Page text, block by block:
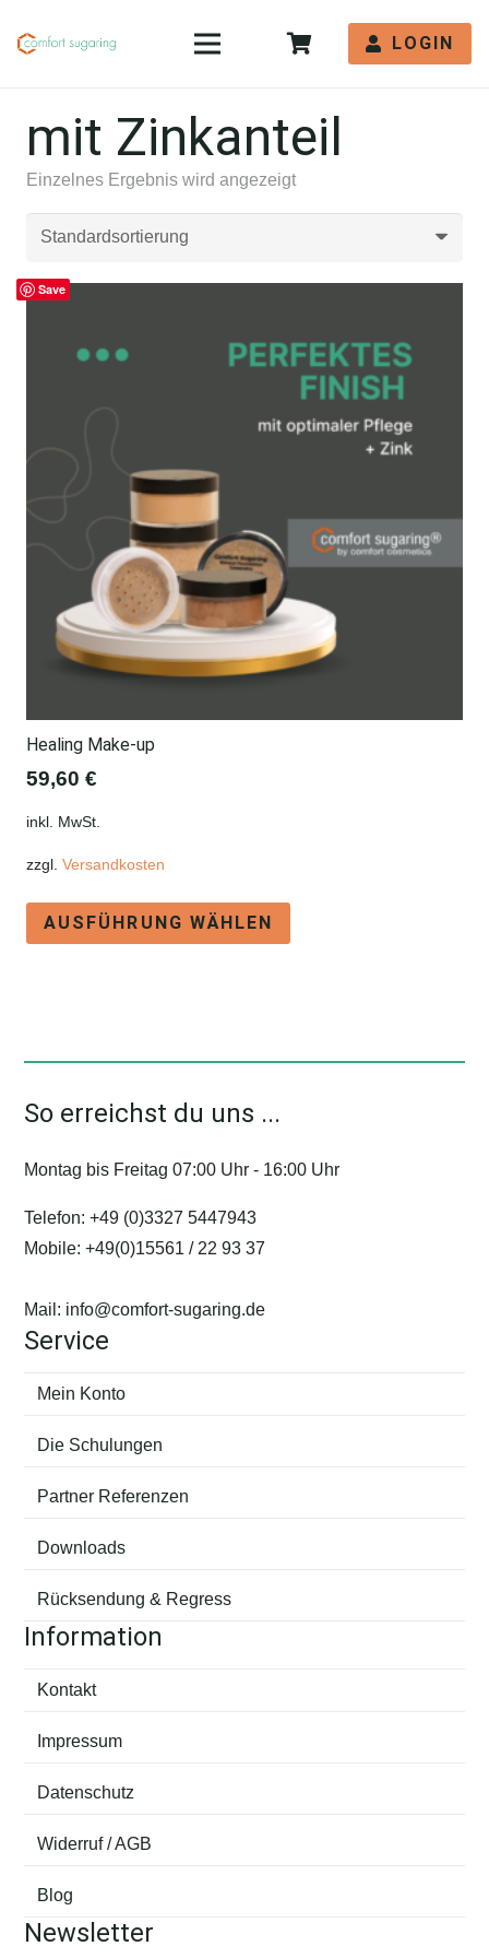
LOGIN
mit Zinkanteil
Einzelnes Ergebnis wird angezeigt
Save
Healing Make-up
59,60 €
inkl. MwSt.
zzgl. Versandkosten
AUSFÜHRUNG WÄHLEN
auf
So erreichst du uns ...
Montag bis Freitag 07:00 Uhr - 16:00 Uhr
Telefon:+49 (0)3327 5447943
Mobile:+49(0)15561 / 22 93 37
Mail: info@comfort-sugaring.de
Service
Mein Konto
Die Schulungen
Partner Referenzen
Downloads
Rücksendung & Regress
Information
Kontakt
Impressum
Datenschutz
Widerruf / AGB
Blog
Newsletter